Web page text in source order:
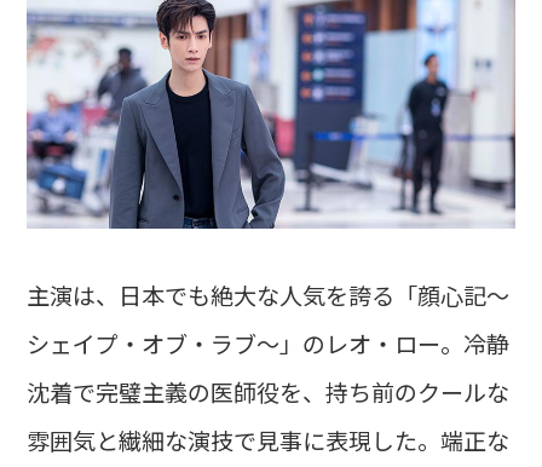
主演は、日本でも絶大な人気を誇る「顔心記～
シェイプ・オブ・ラブ～」のレオ・ロー。冷静
沈着で完璧主義の医師役を、持ち前のクールな
雰囲気と繊細な演技で見事に表現した。端正な